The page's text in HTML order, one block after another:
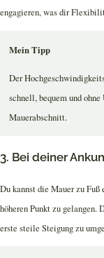
engagieren, was dir
Mein Tipp
Der
schnell, bequem und
Mauerabschnitt.
3. Bei deiner
Du kannst die Mauer zu
höheren Punkt zu gelangen.
erste steile Steigung zu